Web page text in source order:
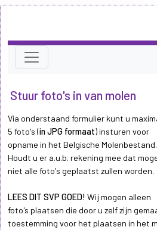
Stuur foto's in van molen
Via onderstaand formulier kunt u
5 foto's (in JPG formaat) insturen voor
opname in het Belgische Molenbestand.
Houdt u er a.u.b. rekening mee dat
niet alle foto's geplaatst zullen worden.
LEES DIT SVP GOED! Wij mogen alleen
foto's plaatsen die door u zelf zijn
toestemming voor het plaatsen in het